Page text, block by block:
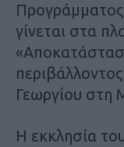
γίνεται στα
Γεωργίου στη
Η εκκλησία